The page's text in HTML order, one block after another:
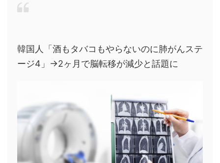
韓国人「酒もタバコもやらないのに肺がんステ
ージ4」→2ヶ月で脳転移が減少と話題に